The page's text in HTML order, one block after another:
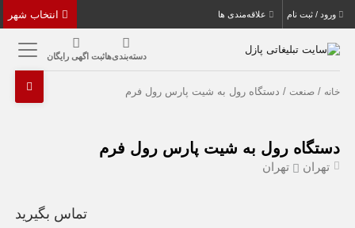
ورود / ثبت نام علاقه‌مندی ها
دسته‌بندی‌هاثبت اگهی رایگان
خانه /صنعت / دستگاه رول به شیت پارس رول فرم
دستگاه رول به شیت پارس رول فرم
تهران تهران
تماس بگیرید